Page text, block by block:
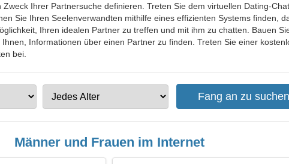
Ihrer Partnersuche definieren. Treten Sie dem virtuellen Dating-
Sie Ihren Seelenverwandten mithilfe eines effizienten Systems finden,
Ihren idealen Partner zu treffen und mit ihm zu chatten. Bauen
Informationen über einen Partner zu finden. Treten Sie einer
bei.
Männer und Frauen im Internet